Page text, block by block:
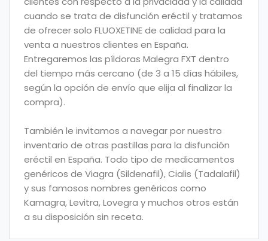
cuando se trata de disfunción eréctil y tratamos
de ofrecer solo FLUOXETINE de calidad para la
venta a nuestros clientes en España.
Entregaremos las píldoras Malegra FXT dentro
del tiempo más cercano (de 3 a 15 días hábiles,
según la opción de envío que elija al finalizar la
compra).
También le invitamos a navegar por nuestro
inventario de otras pastillas para la disfunción
eréctil en España. Todo tipo de medicamentos
genéricos de Viagra (Sildenafil), Cialis (Tadalafil)
y sus famosos nombres genéricos como
Kamagra, Levitra, Lovegra y muchos otros están
a su disposición sin receta.